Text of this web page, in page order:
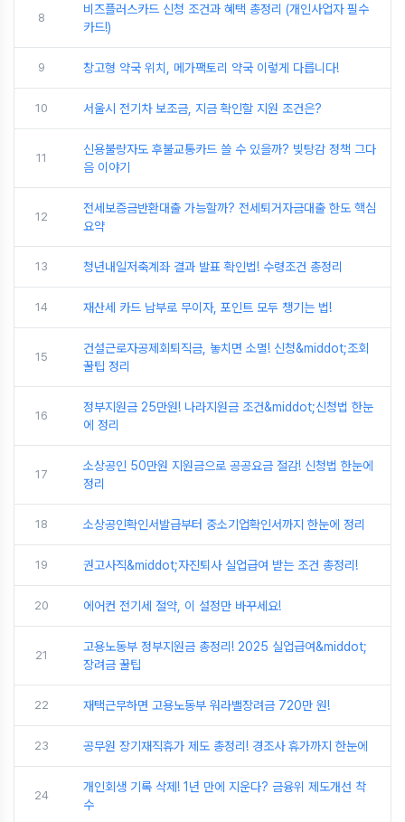
8
비즈플러스카드 신청 조건과 혜택 총정리 (개인사업자 필수
카드!)
9 창고형 약국 위치, 메가팩토리 약국 이렇게 다릅니다!
10 서울시 전기차 보조금, 지금 확인할 지원 조건은?
11
신용불량자도 후불교통카드 쓸 수 있을까? 빚탕감 정책 그다
음 이야기
12
전세보증금반환대출 가능할까? 전세퇴거자금대출 한도 핵심
요약
13 청년내일저축계좌 결과 발표 확인법! 수령조건 총정리
14 재산세 카드 납부로 무이자, 포인트 모두 챙기는 법!
15
건설근로자공제회퇴직금, 놓치면 소멸! 신청&middot;조회
꿀팁 정리
16
정부지원금 25만원! 나라지원금 조건&middot;신청법 한눈
에 정리
17
소상공인 50만원 지원금으로 공공요금 절감! 신청법 한눈에
정리
18 소상공인확인서발급부터 중소기업확인서까지 한눈에 정리
19 권고사직&middot;자진퇴사 실업급여 받는 조건 총정리!
20 에어컨 전기세 절약, 이 설정만 바꾸세요!
21
고용노동부 정부지원금 총정리! 2025 실업급여&middot;
장려금 꿀팁
22 재택근무하면 고용노동부 워라밸장려금 720만 원!
23 공무원 장기재직휴가 제도 총정리! 경조사 휴가까지 한눈에
24
개인회생 기록 삭제! 1년 만에 지운다? 금융위 제도개선 착
수